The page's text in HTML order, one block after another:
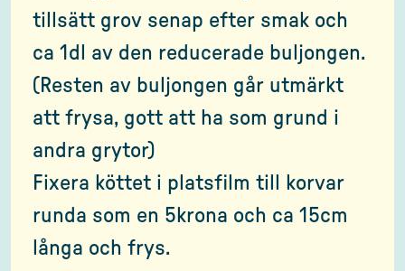
tillsätt grov senap efter smak och
ca 1dl av den reducerade buljongen.
(Resten av buljongen går utmärkt
att frysa, gott att ha som grund i
andra grytor)
Fixera köttet i platsfilm till korvar
runda som en 5krona och ca 15cm
långa och frys.